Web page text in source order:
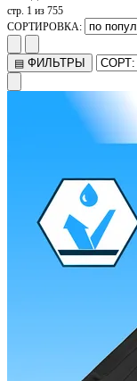
стр. 1 из 755
СОРТИРОВКА:
▤ ФИЛЬТРЫ